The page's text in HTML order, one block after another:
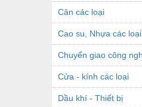
Cân các loại
Cao su, Nhựa các loại
Chuyển giao công
Cửa - kính các loại
Dầu khí - Thiết bị